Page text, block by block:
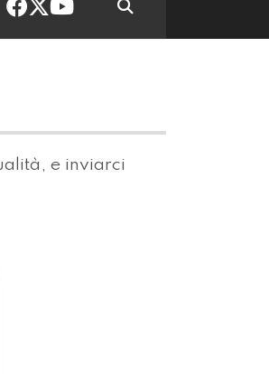
e inviarci